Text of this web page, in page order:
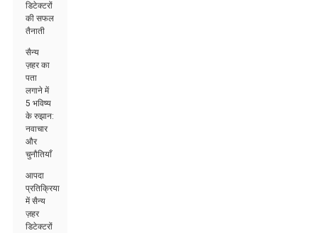
डिटेक्टरों
की सफल
तैनाती
सैन्य
ज़हर का
पता
लगाने में
5 भविष्य
के रुझान:
नवाचार
और
चुनौतियाँ
आपदा
प्रतिक्रिया
में सैन्य
ज़हर
डिटेक्टरों